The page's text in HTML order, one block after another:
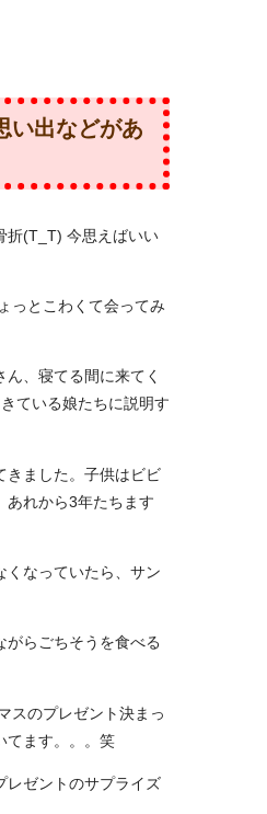
い出などがあ
折(T_T) 今思えばいい
っとこわくて会ってみ
、寝てる間に来てく
ている娘たちに説明す
きました。子供はビビ
あれから3年たちます
くなっていたら、サン
らごちそうを食べる
スのプレゼント決まっ
てます。。。笑
レゼントのサプライズ